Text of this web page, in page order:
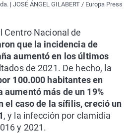
| JOSÉ ÁNGEL GILABERT / Europa Press
Centro Nacional de
que la incidencia de
aumentó en los últimos
de 2021. De hecho, la
100.000 habitantes en
más de un 19%
el caso de la sífilis, creció un
, y la infección por clamidia
y 2021.